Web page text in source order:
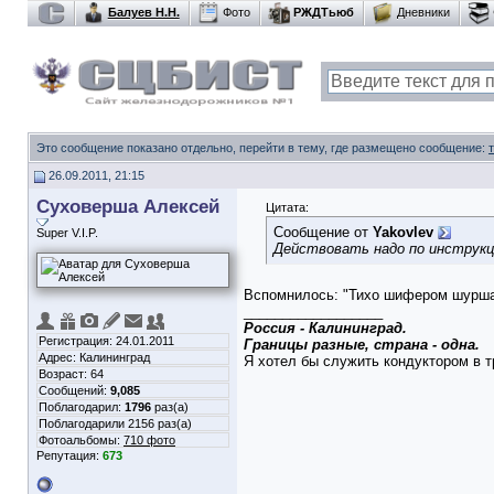
Балуев Н.Н. Фото РЖДТьюб Дневники
Это сообщение показано отдельно, перейти в тему, где размещено сообщение:
26.09.2011, 21:15
Суховерша Алексей
Super V.I.P.
Регистрация: 24.01.2011
Адрес: Калининград
Возраст: 64
Сообщений: 9,085
Поблагодарил: 1796 раз(а)
Поблагодарили 2156 раз(а)
Фотоальбомы: 710 фото
Репутация: 673
Цитата:
Сообщение от Yakovlev
Действовать надо по
Вспомнилось: "Тихо шифером
Россия - Калининград.
Границы разные, страна - одна.
Я хотел бы служить кондуктором в